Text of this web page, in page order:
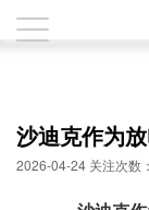
沙迪克作为
2026-04-24 关注次数